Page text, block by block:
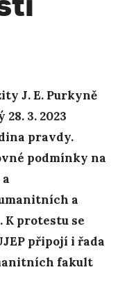
J. E. Purkyně
3. 2023
pravdy.
podmínky na
a
K protestu se
připojí i řada
fakult